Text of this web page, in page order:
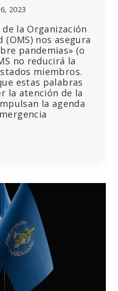
2023
la Organización
(OMS) nos asegura
pandemias» (o
no reducirá la
miembros.
estas palabras
la atención de la
la agenda